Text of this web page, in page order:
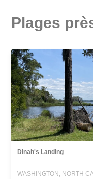
Plages
Dinah's Landing
WASHINGTON, NORTH